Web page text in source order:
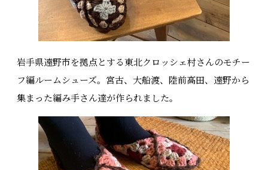
岩手県遠野市を拠点とする東北クロッシェ村さんのモチー
フ編ルームシューズ。宮古、大船渡、陸前高田、遠野から
集まった編み手さん達が作られました。